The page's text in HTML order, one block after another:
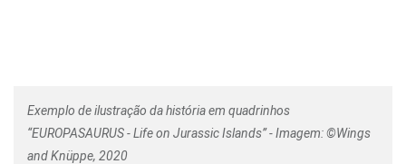
Exemplo de ilustração da história em quadrinhos
“EUROPASAURUS - Life on Jurassic Islands” - Imagem: ©Wings
and Knüppe, 2020